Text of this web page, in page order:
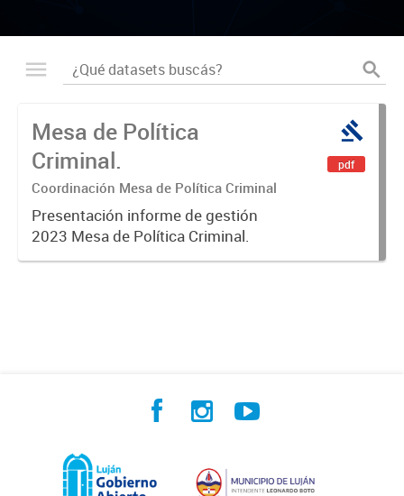
Mesa de Política
Criminal.
Coordinación Mesa de Política Criminal
Presentación informe de gestión
2023 Mesa de Política Criminal.
pdf